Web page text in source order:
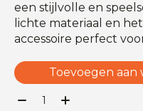
een stijlvolle en
lichte materiaal en
accessoire perfect
Toevoegen
Aantal: